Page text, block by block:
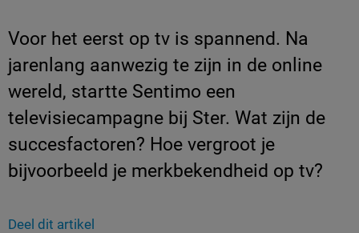
Voor het eerst op tv is spannend. Na
jarenlang aanwezig te zijn in de online
wereld, startte Sentimo een
televisiecampagne bij Ster. Wat zijn de
succesfactoren? Hoe vergroot je
bijvoorbeeld je merkbekendheid op tv?
Deel dit artikel